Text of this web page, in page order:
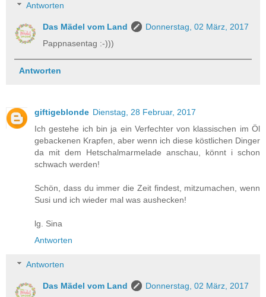
Antworten
Das Mädel vom Land
Donnerstag, 02 März, 2017
Pappnasentag :-)))
Antworten
giftigeblonde Dienstag, 28 Februar, 2017
Ich gestehe ich bin ja ein Verfechter von klassischen im Öl
gebackenen Krapfen, aber wenn ich diese köstlichen Dinger
da mit dem Hetschalmarmelade anschau, könnt i schon
schwach werden!
Schön, dass du immer die Zeit findest, mitzumachen, wenn
Susi und ich wieder mal was aushecken!
lg. Sina
Antworten
Antworten
Das Mädel vom Land
Donnerstag, 02 März, 2017